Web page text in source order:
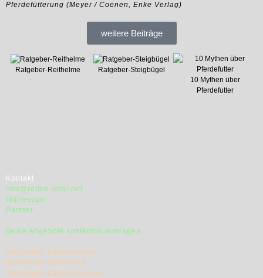
Pferdefütterung (Meyer / Coenen, Enke Verlag)
weitere Beiträge
Ratgeber-Reithelme
Ratgeber-Steigbügel
10 Mythen über
Pferdefutter
Kontakt
info@reiten-total.net
Impressum
Partner
deine Angebote kostenlos eintragen
Reiturlaub Deutschland
Reiturlaub Österreich
Reiturlaub Italien-Südtirol